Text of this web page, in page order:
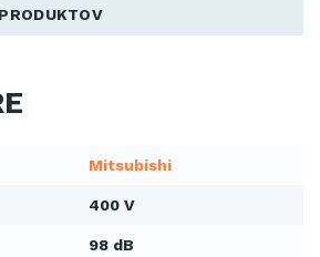
Mitsubishi
400 V
98 dB